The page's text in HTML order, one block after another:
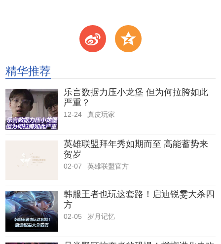
t z
精华推荐
乐言数据力压小龙堡 但为何拉胯如此
严重？
12-24 真皮玩家
英雄联盟拜年秀如期而至 高能蓄势来
贺岁
02-07 英雄联盟官方
韩服王者也玩这套路！启迪锐雯大杀四
方
02-05 岁月记忆